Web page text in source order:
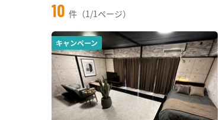
10 件（1/1ページ）
キャンペーン